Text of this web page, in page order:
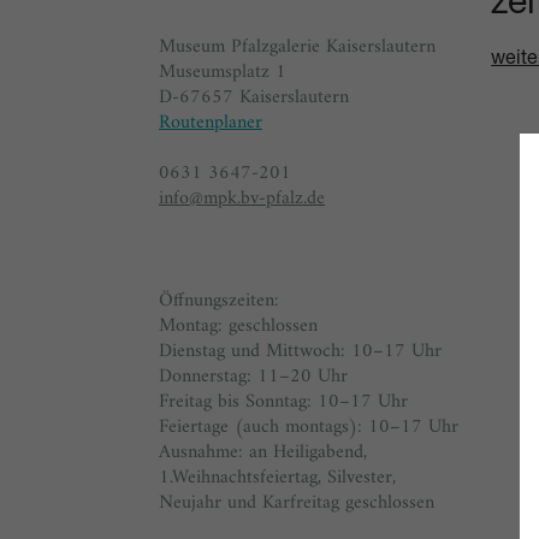
Museum Pfalzgalerie Kaiserslautern
Museumsplatz 1
D-67657 Kaiserslautern
Routenplaner
0631 3647-201
info@mpk.bv-pfalz.de
Öffnungszeiten:
Montag: geschlossen
Dienstag und Mittwoch: 10–17 Uhr
Donnerstag: 11–20 Uhr
Freitag bis Sonntag: 10–17 Uhr
Feiertage (auch montags): 10–17 Uhr
Ausnahme: an Heiligabend,
1.Weihnachtsfeiertag, Silvester,
Neujahr und Karfreitag geschlossen